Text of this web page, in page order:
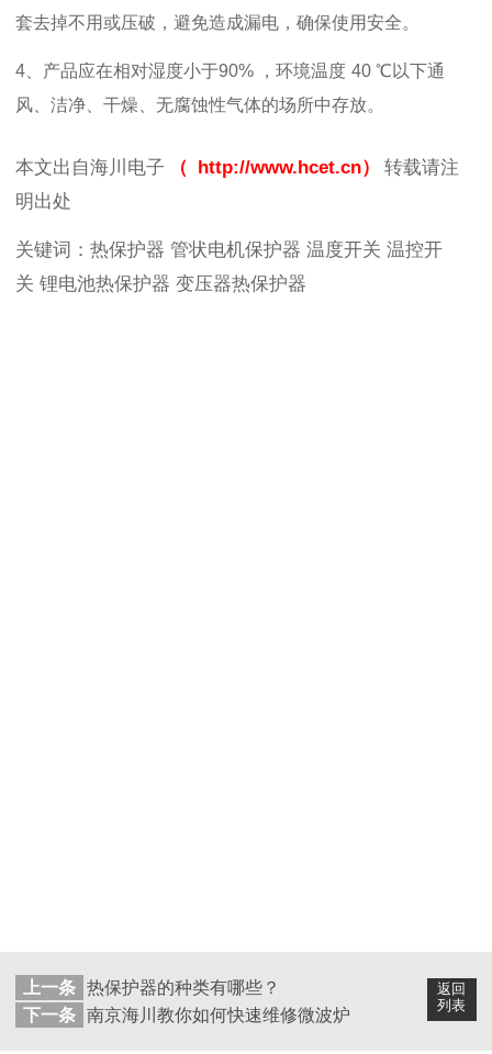
套去掉不用或压破，避免造成漏电，确保使用安全。
4 、产品应在相对湿度小于90% ，环境温度 40 ℃以下通
风、洁净、干燥、无腐蚀性气体的场所中存放。
本文出自海川电子 （ http://www.hcet.cn）
转载请注
明出处
关键词：热保护器 管状电机保护器 温度开关 温控开
关 锂电池热保护器 变压器热保护器
返回
列表
上一条 热保护器的种类有哪些？
下一条 南京海川教你如何快速维修微波炉